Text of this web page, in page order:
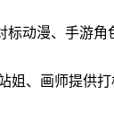
标动漫、手游角
姐、画师提供